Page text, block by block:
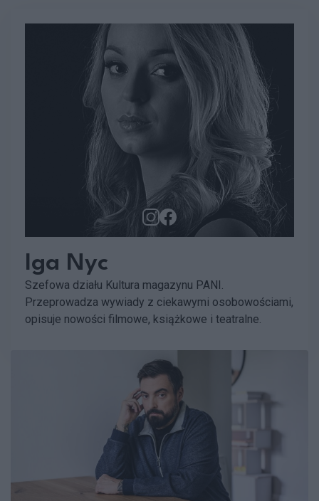
Iga Nyc
Szefowa działu Kultura magazynu PANI.
Przeprowadza wywiady z ciekawymi osobowościami,
opisuje nowości filmowe, książkowe i teatralne.